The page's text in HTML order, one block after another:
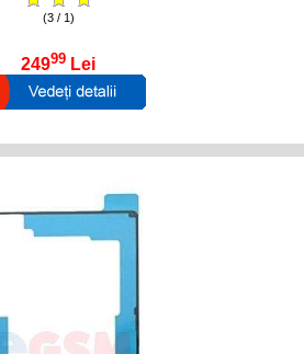
(3 / 1)
24999 Lei